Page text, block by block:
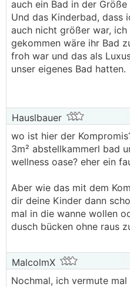
auch ein Bad in der Größe
Und das Kinderbad, dass
auch nicht größer war,
gekommen wäre ihr Bad
froh war und das als
unser eigenes Bad hatten.
Hauslbauer
wo ist hier der
3m² abstellkammerl bad
wellness oase? eher ein
Aber wie das mit dem
dir deine Kinder dann
mal in die wanne wollen
dusch bücken ohne raus
MalcolmX
Nochmal, ich vermute